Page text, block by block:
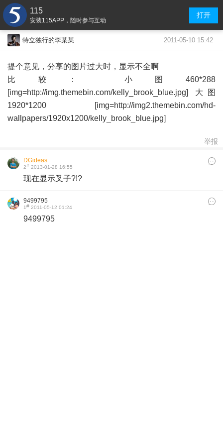
115
安装115APP，随时参与互动
打开
特立独行的李某某 2011-05-10 15:42
提个意见，分享的图片过大时，显示不全啊
比较： 小图460*288
[img=http://img.themebin.com/kelly_brook_blue.jpg] 大图
1920*1200 [img=http://img2.themebin.com/hd-
wallpapers/1920x1200/kelly_brook_blue.jpg]
举报
DGideas
2# 2013-01-28 16:55
现在显示叉子?!?
9499795
1# 2011-05-12 01:24
9499795